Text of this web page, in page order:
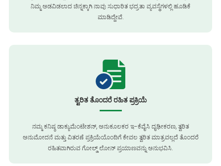
ನಿಮ್ಮ ಅಡವಿಡಲಾದ ಚಿನ್ನಕ್ಕಾಗಿ ನಾವು ಸುಧಾರಿತ ಭದ್ರತಾ ವ್ಯವಸ್ಥೆಗಳಲ್ಲಿ ಹೂಡಿಕೆ
ಮಾಡಿದ್ದೇವೆ.
ತ್ವರಿತ ತೊಂದರೆ ರಹಿತ ಪ್ರಕ್ರಿಯೆ
ನಮ್ಮ ಕನಿಷ್ಠ ಡಾಕ್ಯುಮೆಂಟೇಶನ್, ಅನುಕೂಲಕರ ಇ-ಕೆವೈಸಿ ದೃಢೀಕರಣ, ತ್ವರಿತ
ಅನುಮೋದನೆ ಮತ್ತು ವಿತರಣೆ ಪ್ರಕ್ರಿಯೆಯೊಂದಿಗೆ ಕೇವಲ ತ್ವರಿತ ಮಾತ್ರವಲ್ಲದೆ ತೊಂದರೆ
ರಹಿತವಾಗಿರುವ ಗೋಲ್ಡ್ ಲೋನ್ ಪ್ರಯಾಣವನ್ನು ಅನುಭವಿಸಿ.